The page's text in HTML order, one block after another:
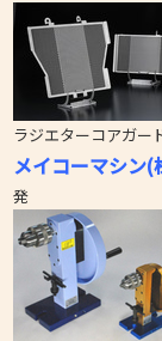
ラジエターコアガー
メイコーマシン(
発